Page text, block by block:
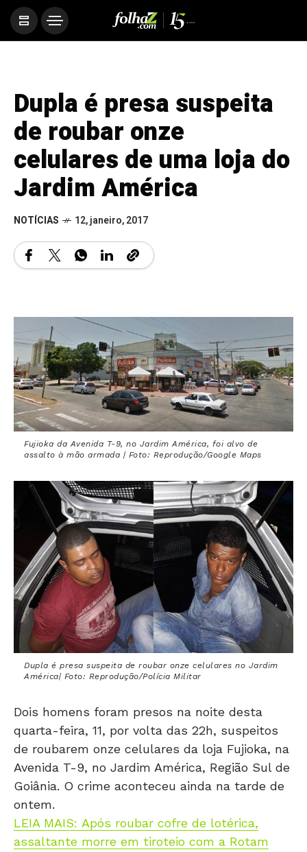
Dupla é presa suspeita
de roubar onze
celulares de uma loja do
Jardim América
NOTÍCIAS 12, janeiro, 2017
Fujioka da Avenida T-9, no Jardim América, foi alvo de
assalto à mão armada | Foto: Reprodução/Google Maps
Dupla é presa suspeita de roubar onze celulares no Jardim
América| Foto: Reprodução/Polícia Militar
Dois homens foram presos na noite desta
quarta-feira, 11, por volta das 22h, suspeitos
de roubarem onze celulares da loja Fujioka, na
Avenida T-9, no Jardim América, Região Sul de
Goiânia. O crime aconteceu ainda na tarde de
ontem.
LEIA MAIS: Após roubar cofre de lotérica,
assaltante morre em tiroteio com a Rotam